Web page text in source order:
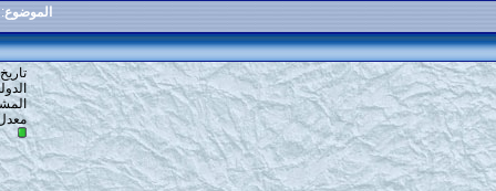
عمل نافورة مياه منزلية
#
2
تاريخ التسجيل: 19-12-2013
الدولة: في دنيا
المشاركات: 483
معدل تقييم المستوى: 13